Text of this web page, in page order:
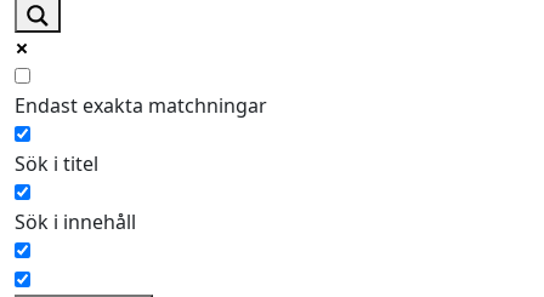
Endast exakta matchningar
Sök i titel
Sök i innehåll